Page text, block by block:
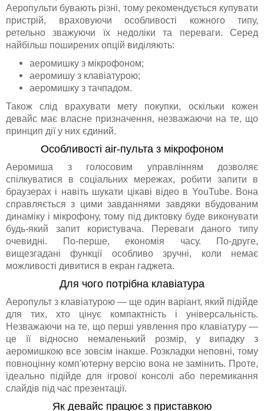
Аеропульти бувають різні, тому рекомендується купувати
пристрій, враховуючи особливості кожного типу,
ретельно зважуючи їх недоліки та переваги. Серед
найбільш поширених опцій виділяють:
аеромишку з мікрофоном;
аеромишу з клавіатурою;
аеромишку з тачпадом.
Також слід врахувати мету покупки, оскільки кожен
девайс має власне призначення, незважаючи на те, що
принцип дії у них єдиний.
Особливості air-пульта з мікрофоном
Аеромиша з голосовим управлінням дозволяє
спілкуватися в соціальних мережах, робити запити в
браузерах і навіть шукати цікаві відео в YouTube. Вона
справляється з цими завданнями завдяки вбудованим
динаміку і мікрофону, тому під диктовку буде виконувати
будь-який запит користувача. Переваги даного типу
очевидні. По-перше, економія часу. По-друге,
вищезгадані функції особливо зручні, коли немає
можливості дивитися в екран гаджета.
Для чого потрібна клавіатура
Аеропульт з клавіатурою — ще один варіант, який підійде
для тих, хто цінує компактність і універсальність.
Незважаючи на те, що перші уявлення про клавіатуру —
це її відносно немаленький розмір, у випадку з
аеромишкою все зовсім інакше. Розкладки неповні, тому
повноцінну комп'ютерну версію вона не замінить. Проте,
ідеально підійде для ігрової консолі або перемикання
слайдів під час презентації.
Як девайс працює з приставкою